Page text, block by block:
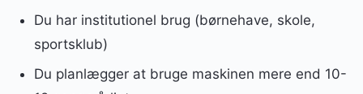
Du har institutionel brug (børnehave, skole,
sportsklub)
Du planlægger at bruge maskinen mere end 10-